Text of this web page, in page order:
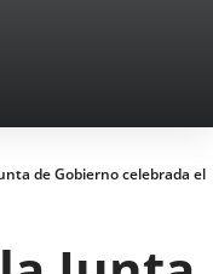
de Gobierno celebrada el